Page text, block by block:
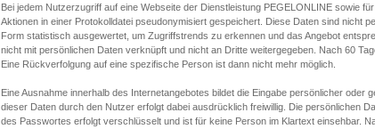
Bei jedem Nutzerzugriff auf eine Webseite der Dienstleistung PEGELONLINE sowie
Aktionen in einer Protokolldatei pseudonymisiert gespeichert. Diese Daten sind nicht
Form statistisch ausgewertet, um Zugriffstrends zu erkennen und das Angebot
nicht mit persönlichen Daten verknüpft und nicht an Dritte weitergegeben. Nach 60
Eine Rückverfolgung auf eine spezifische Person ist dann nicht mehr möglich.
Eine Ausnahme innerhalb des Internetangebotes bildet die Eingabe persönlicher oder
dieser Daten durch den Nutzer erfolgt dabei ausdrücklich freiwillig. Die persönlichen
des Passwortes erfolgt verschlüsselt und ist für keine Person im Klartext einsehbar.